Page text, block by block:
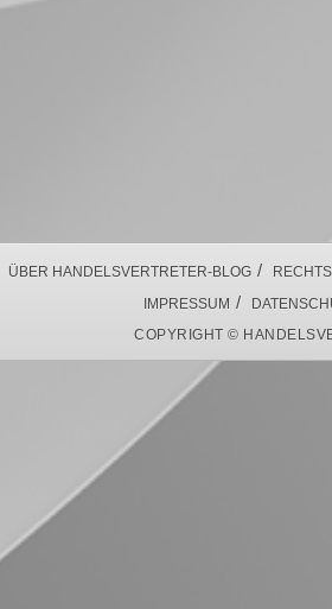
ÜBER HANDELSVERTRETER-BLOG /
IMPRESSUM /
COPYRIGHT ©